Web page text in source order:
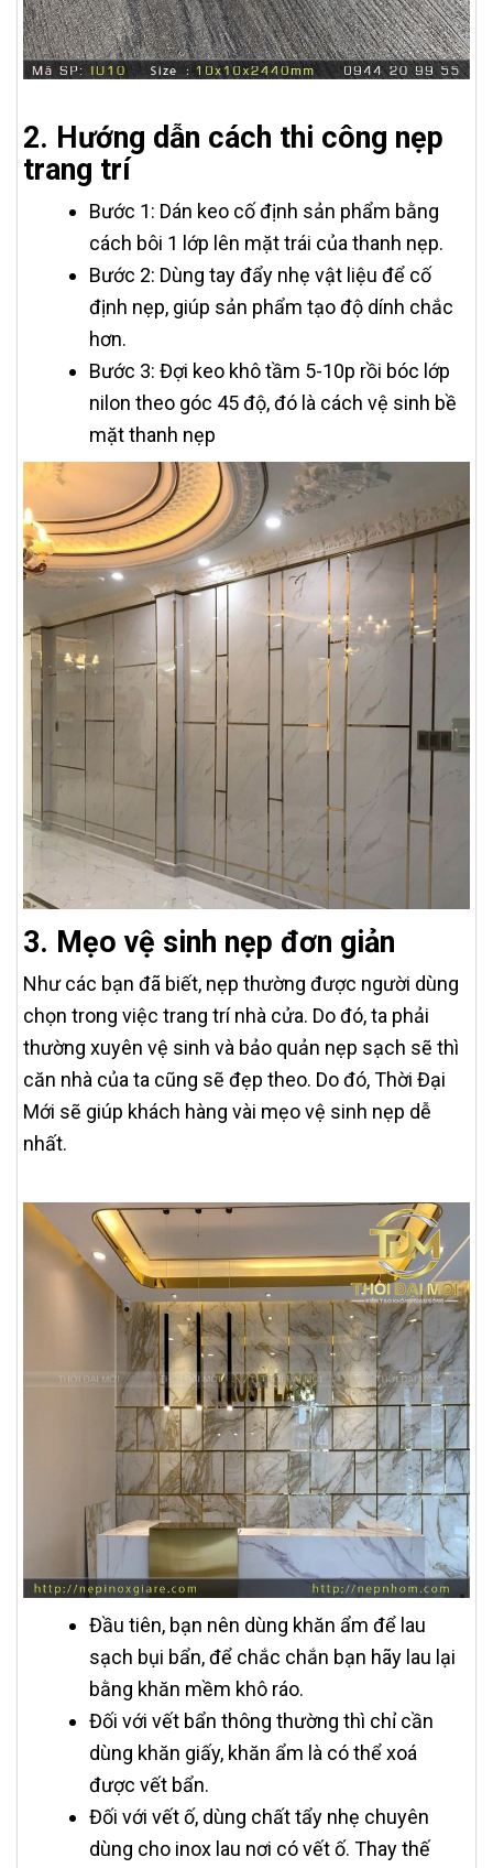
2. Hướng dẫn cách thi công nẹp
trang trí
Bước 1: Dán keo cố định sản phẩm bằng
cách bôi 1 lớp lên mặt trái của thanh nẹp.
Bước 2: Dùng tay đẩy nhẹ vật liệu để cố
định nẹp, giúp sản phẩm tạo độ dính chắc
hơn.
Bước 3: Đợi keo khô tầm 5-10p rồi bóc lớp
nilon theo góc 45 độ, đó là cách vệ sinh bề
mặt thanh nẹp
3. Mẹo vệ sinh nẹp đơn giản
Như các bạn đã biết, nẹp thường được người dùng
chọn trong việc trang trí nhà cửa. Do đó, ta phải
thường xuyên vệ sinh và bảo quản nẹp sạch sẽ thì
căn nhà của ta cũng sẽ đẹp theo. Do đó, Thời Đại
Mới sẽ giúp khách hàng vài mẹo vệ sinh nẹp dễ
nhất.
Đầu tiên, bạn nên dùng khăn ẩm để lau
sạch bụi bẩn, để chắc chắn bạn hãy lau lại
bằng khăn mềm khô ráo.
Đối với vết bẩn thông thường thì chỉ cần
dùng khăn giấy, khăn ẩm là có thể xoá
được vết bẩn.
Đối với vết ố, dùng chất tẩy nhẹ chuyên
dùng cho inox lau nơi có vết ố. Thay thế